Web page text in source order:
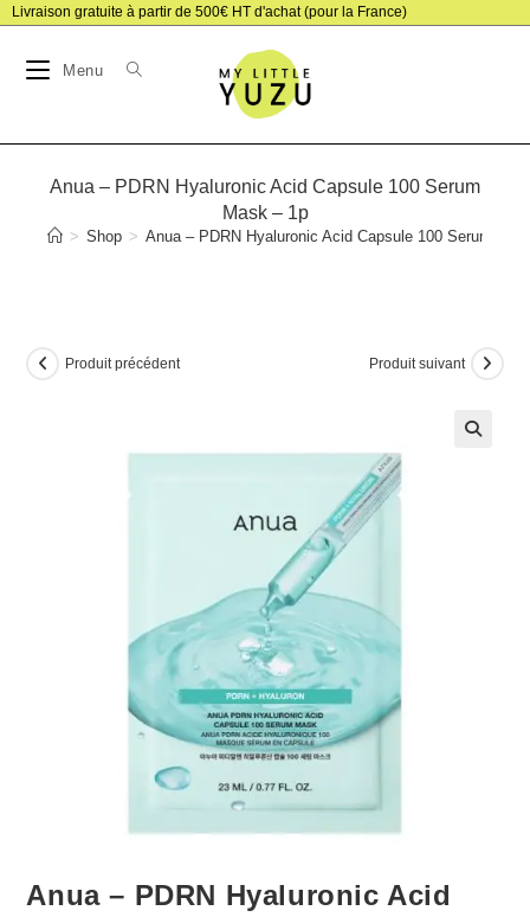
Skip
content
Livraison gratuite à partir de 500€ HT d'achat (pour la France)
Menu
Anua – PDRN Hyaluronic Acid Capsule 100 Serum
Mask – 1p
> Shop > Anua – PDRN Hyaluronic Acid Capsule 100 Serum
Produit précédent Produit suivant
Anua – PDRN Hyaluronic Acid